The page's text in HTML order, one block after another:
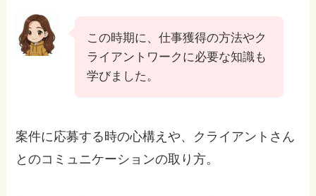
この時期に、仕事獲得の方法やク
ライアントワークに必要な知識も
学びました。
案件に応募する時の心構えや、クライアントさん
とのコミュニケーションの取り方。